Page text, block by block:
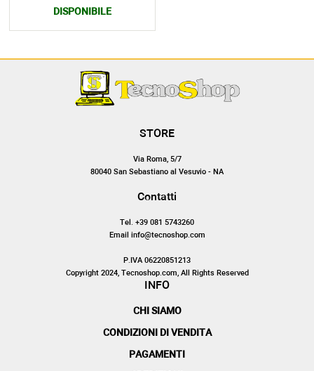
DISPONIBILE
STORE
Via Roma, 5/7
80040 San Sebastiano al Vesuvio - NA
Contatti
Tel. +39 081 5743260
Email info@tecnoshop.com
P.IVA 06220851213
Copyright 2024, Tecnoshop.com, All Rights Reserved
INFO
CHI SIAMO
CONDIZIONI DI VENDITA
PAGAMENTI